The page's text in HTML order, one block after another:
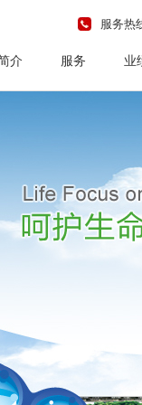
服务热
介 服务 业